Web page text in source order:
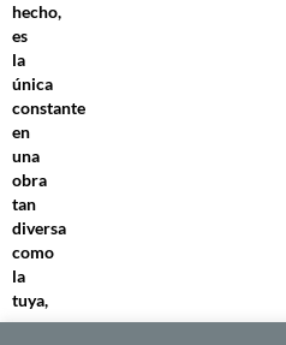
hecho,
es
la
única
constante
en
una
obra
tan
diversa
como
la
tuya,
que